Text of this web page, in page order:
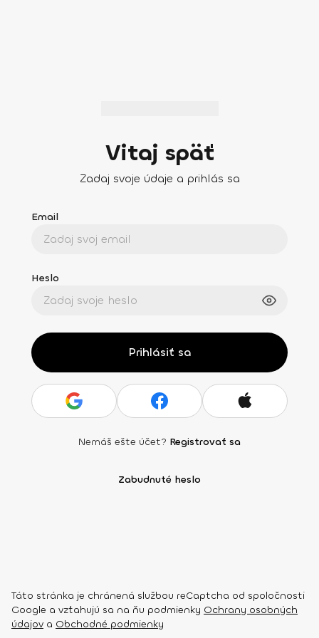
Vitaj späť
Zadaj svoje údaje a prihlás sa
Email
Heslo
Prihlásiť sa
Nemáš ešte účet? Registrovať sa
Zabudnuté heslo
Táto stránka je chránená službou reCaptcha od spoločnosti
Google a vzťahujú sa na ňu podmienky Ochrany osobných
údajov a Obchodné podmienky